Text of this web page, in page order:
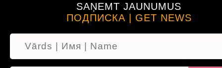
SAŅEMT JAUNUMUS
ПОДПИСКА | GET NEWS